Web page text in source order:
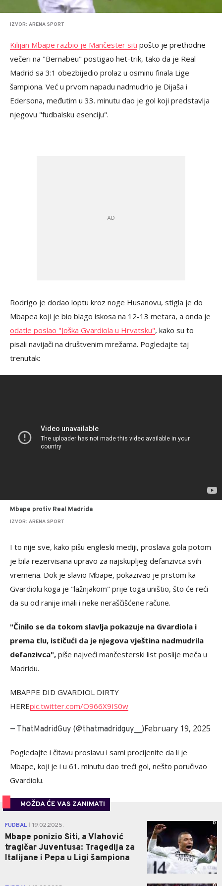
IZVOR: ARENA SPORT
Kilijan Mbape razbio je Mančester siti pošto je prethodne
večeri na "Bernabeu" postigao het-trik, tako da je Real
Madrid sa 3:1 obezbijedio prolaz u osminu finala Lige
šampiona. Već u prvom napadu nadmudrio je Dijaša i
Edersona, međutim u 33. minutu dao je gol koji predstavlja
njegovu "fudbalsku esenciju".
Rodrigo je dodao loptu kroz noge Husanovu, stigla je do
Mbapea koji je bio blago iskosa na 12-13 metara, a onda je
odatle poslao "Joška Gvardiola u Hrvatsku", kako su to
pisali navijači na društvenim mrežama. Pogledajte taj
trenutak:
Mbape protiv Real Madrida
IZVOR: ARENA SPORT
I to nije sve, kako pišu engleski mediji, proslava gola potom
je bila rezervisana upravo za najskupljeg defanzivca svih
vremena. Dok je slavio Mbape, pokazivao je prstom ka
Gvardiolu koga je "lažnjakom" prije toga uništio, što će reći
da su od ranije imali i neke neraščišćene račune.
"Činilo se da tokom slavlja pokazuje na Gvardiola i
prema tlu, ističući da je njegova vještina nadmudrila
defanzivca", piše najveći mančesterski list poslije meča u
Madridu.
MBAPPE DID GVARDIOL DIRTY
HEREpic.twitter.com/O966X9IS0w
— ThatMadridGuy (@thatmadridguy__)February 19, 2025
Pogledajte i čitavu proslavu i sami procijenite da li je
Mbape, koji je i u 61. minutu dao treći gol, nešto poručivao
Gvardiolu.
MOŽDA ĆE VAS ZANIMATI
FUDBAL 19.02.2025.
Mbape ponizio Siti, a Vlahović
tragičar Juventusa: Tragedija za
Italijane i Pepa u Ligi šampiona
0